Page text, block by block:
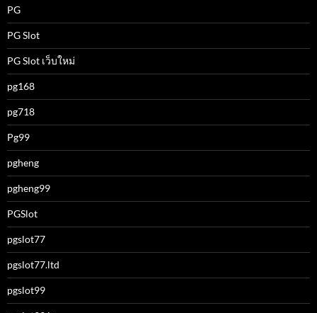
PG
PG Slot
PG Slot เว็บใหม่
pg168
pg718
Pg99
pgheng
pgheng99
PGSlot
pgslot77
pgslot77.ltd
pgslot99